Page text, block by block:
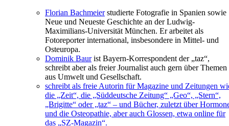
Florian Bachmeierstudierte Fotografie in Spanien sowie
Neue und Neueste Geschichte an der Ludwig-
Maximilians-Universität München. Er arbeitet als
Fotoreporter international, insbesondere in Mittel- und
Osteuropa.
Dominik Baurist Bayern-Korrespondent der „taz“,
schreibt aber als freier Journalist auch gern über Themen
aus Umwelt und Gesellschaft.
schreibt als freie Autorin für Magazine und Zeitungen
die „Zeit“, die „Süddeutsche Zeitung“ „Geo“, „Stern“,
„Brigitte“ oder „taz“ – und Bücher, zuletzt über
und die Osteopathie, aber auch Glossen, etwa online für
das „SZ-Magazin“.